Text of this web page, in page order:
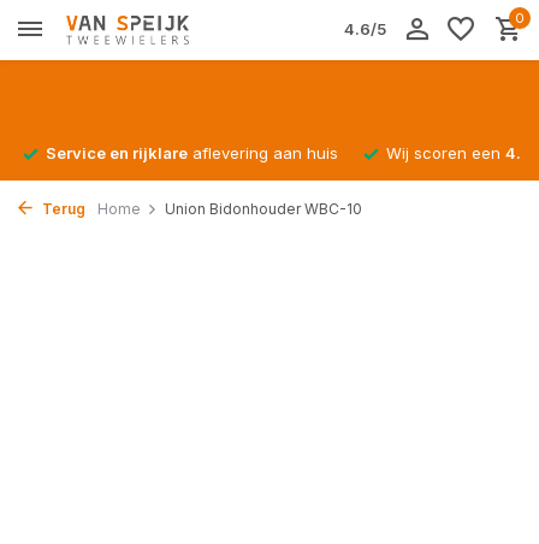
4.6/5
0
Service en rijklare aflevering aan huis Wij scoren een
Terug Home Union Bidonhouder WBC-10